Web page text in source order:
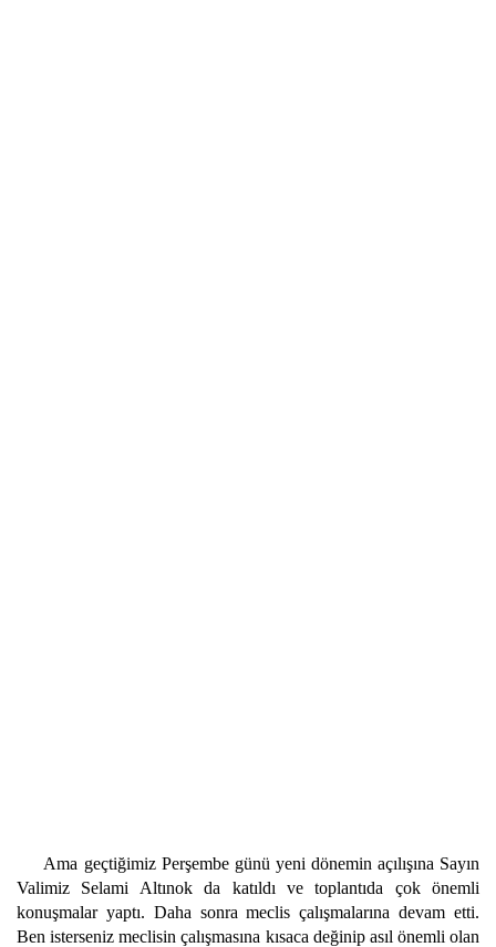
Ama geçtiğimiz Perşembe günü yeni dönemin açılışına Sayın
Valimiz Selami Altınok da katıldı ve toplantıda çok önemli
konuşmalar yaptı. Daha sonra meclis çalışmalarına devam etti.
Ben isterseniz meclisin çalışmasına kısaca değinip asıl önemli olan